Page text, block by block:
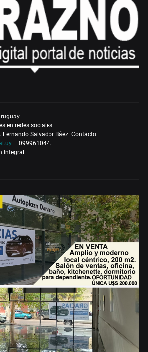
en redes sociales.
Fernando Salvador Báez. Contacto:
– 099961044.
Integral.